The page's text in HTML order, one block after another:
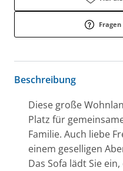
Beschreibung
Diese große
Platz für
Familie. Auch liebe
einem geselligen
Das Sofa lädt Sie